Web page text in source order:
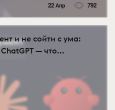
22 Апр 792
и не сойти с ума:
— что...